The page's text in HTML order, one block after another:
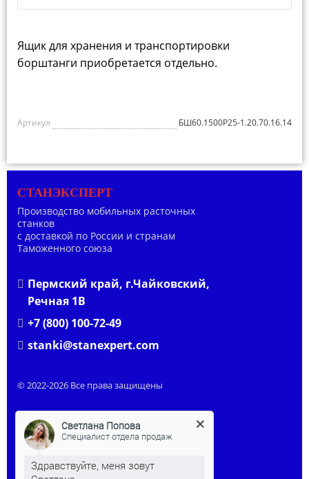
Ящик для хранения и транспортировки
борштанги приобретается отдельно.
Артикул БШ60.1500Р25-1.20.70.16.14
СТАНЭКСПЕРТ
Производство мобильных расточных
станков
с доставкой по России и странам
Таможенного союза
Пермский край, г.Чайковский,
Речная 1В
+7 (800) 100-72-49
stanki@stanexpert.com
© 2022-2026 Все права защищены
Светлана Попова
Специалист отдела продаж
Здравствуйте, меня зовут